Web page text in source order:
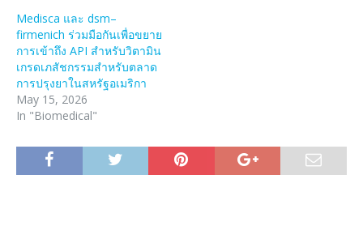
Medisca และ dsm–
firmenich ร่วมมือกันเพื่อขยาย
การเข้าถึง API สำหรับวิตามิน
เกรดเภสัชกรรมสำหรับตลาด
การปรุงยาในสหรัฐอเมริกา
May 15, 2026
In "Biomedical"